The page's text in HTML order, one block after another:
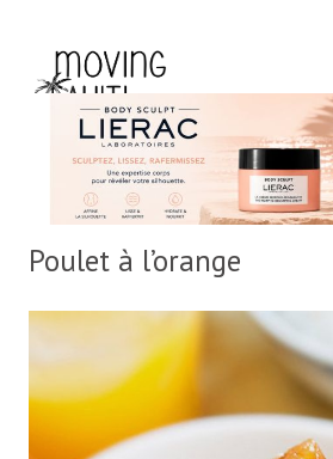
Poulet à l’orange